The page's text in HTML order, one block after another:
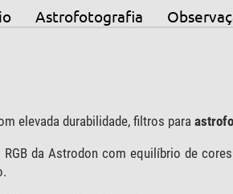
Astrofotografia
elevada durabilidade, filtros para
da Astrodon com equilíbrio de